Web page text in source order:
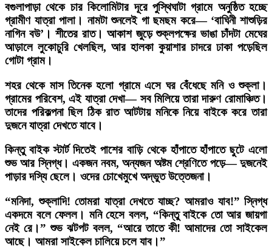
বগুলাপাড়া থেকে চার কিলোমিটার দূরে পুস্থিঘাটা গ্রামে অনুষ্ঠিত হচ্ছে
গ্রামীণ যাত্রা পালা। নামটা শুনলেই গা ছমছম করে— ‘বাঘিনী শাশুড়ির
নাগিন বউ’। শীতের রাত। আকাশ জুড়ে শুক্লপক্ষের ভাঙা চাঁদটা মেঘের
আড়ালে লুকোচুরি খেলছিল, আর হালকা কুয়াশার চাদরে ঢাকা পড়েছিল
গোটা গ্রাম।
শহর থেকে মাস তিনেক হলো গ্রামে এসে ঘর বেঁধেছে মনি ও শুক্লা।
গ্রামের পরিবেশ, এই যাত্রা দেখা— সব মিলিয়ে তারা দারুণ রোমাঞ্চিত।
তাদের পরিকল্পনা ছিল ঠিক রাত আটটায় মনিকে নিয়ে বাইকে করে তারা
দুজনে যাত্রা দেখতে যাবে।
কিন্তু বাইক স্টার্ট দিতেই পাশের বাড়ি থেকে হাঁপাতে হাঁপাতে ছুটে এলো
শুভ আর স্নিগ্ধ। একজন নবম, অন্যজন অষ্টম শ্রেণিতে পড়ে— দুজনেই
পাড়ার দস্যি ছেলে। ওদের চোখেমুখে অদ্ভুত উত্তেজনা।
“মনিদা, শুক্লাদি! তোমরা যাত্রা দেখতে যাচ্ছ? আমরাও যাব!” স্নিগ্ধ
একদমে বলে ফেলল। মনি হেসে বলল, “কিন্তু বাইকে তো আর জায়গা
নেই রে।” শুভ ঝটপট বলল, “আরে তাতে কী! আমাদের তো সাইকেল
আছে। আমরা সাইকেল চালিয়ে চলে যাব।”